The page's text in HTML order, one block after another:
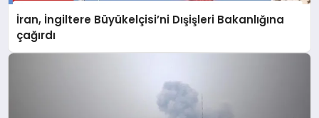
İran, İngiltere Büyükelçisi’ni Dışişleri Bakanlığına
çağırdı